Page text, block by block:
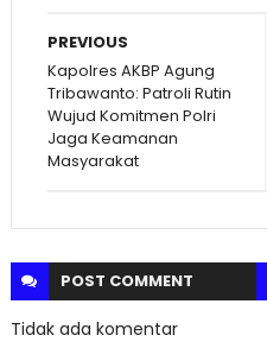
PREVIOUS
Kapolres AKBP Agung
Tribawanto: Patroli Rutin
Wujud Komitmen Polri
Jaga Keamanan
Masyarakat
POST COMMENT
Tidak ada komentar